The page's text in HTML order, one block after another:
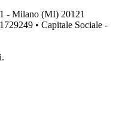
- Milano (MI) 20121
• Capitale Sociale -